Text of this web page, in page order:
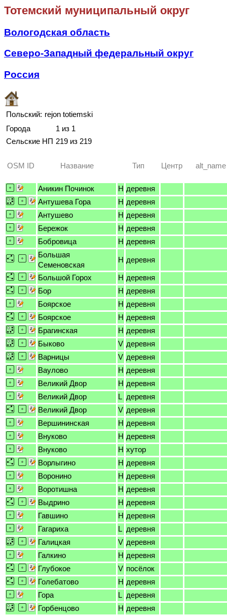
Тотемский муниципальный округ
Вологодская область
Северо-Западный федеральный округ
Россия
Польский: rejon totiemski
Города
1 из 1
Сельские НП 219 из 219
OSM ID Название Тип Центр alt_name
Аникин Починок H деревня
Антушева Гора
H деревня
Антушево
H деревня
Бережок
H деревня
Бобровица
H деревня
Большая
Семеновская
H деревня
Большой Горох H деревня
Бор
H деревня
Боярское
H деревня
Боярское
H деревня
Брагинская
H деревня
Быково
V деревня
Варницы
V деревня
Ваулово
H деревня
Великий Двор
H деревня
Великий Двор
L деревня
Великий Двор
V деревня
Вершининская
H деревня
Внуково
H деревня
Внуково
H хутор
Ворлыгино
H деревня
Воронино
H деревня
Воротишна
H деревня
Выдрино
H деревня
Гавшино
H деревня
Гагариха
L деревня
Галицкая
V деревня
Галкино
H деревня
Глубокое
V посёлок
Голебатово
H деревня
Гора
L деревня
Горбенцово
H деревня